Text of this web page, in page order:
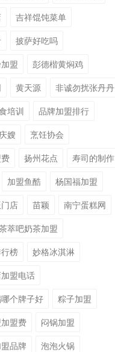
吉祥馄饨菜单
披萨好吃吗
盟
彭德楷黄焖鸡
黄天源
非诚勿扰张丹丹
培训
品牌加盟排行
嫂
烹饪协会
扬州花点
寿司的制作
加盟鱼酷
杨国福加盟
店
苗颖
南宁蛋糕网
萃吧奶茶加盟
榜
妙格冰淇淋
盟电话
个牌子好
粽子加盟
盟费
闷锅加盟
品牌
泡泡火锅